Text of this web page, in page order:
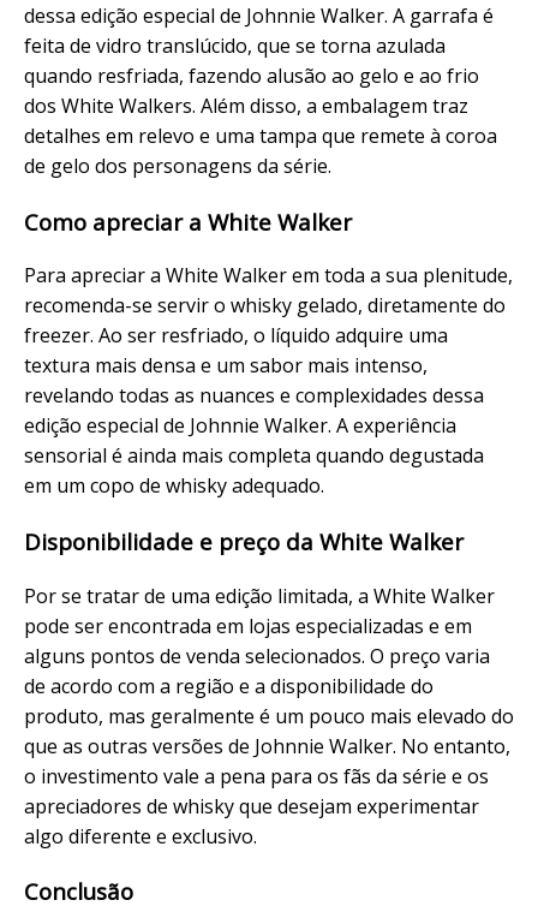
dessa edição especial de Johnnie Walker. A garrafa é
feita de vidro translúcido, que se torna azulada
quando resfriada, fazendo alusão ao gelo e ao frio
dos White Walkers. Além disso, a embalagem traz
detalhes em relevo e uma tampa que remete à coroa
de gelo dos personagens da série.
Como apreciar a White Walker
Para apreciar a White Walker em toda a sua plenitude,
recomenda-se servir o whisky gelado, diretamente do
freezer. Ao ser resfriado, o líquido adquire uma
textura mais densa e um sabor mais intenso,
revelando todas as nuances e complexidades dessa
edição especial de Johnnie Walker. A experiência
sensorial é ainda mais completa quando degustada
em um copo de whisky adequado.
Disponibilidade e preço da White Walker
Por se tratar de uma edição limitada, a White Walker
pode ser encontrada em lojas especializadas e em
alguns pontos de venda selecionados. O preço varia
de acordo com a região e a disponibilidade do
produto, mas geralmente é um pouco mais elevado do
que as outras versões de Johnnie Walker. No entanto,
o investimento vale a pena para os fãs da série e os
apreciadores de whisky que desejam experimentar
algo diferente e exclusivo.
Conclusão